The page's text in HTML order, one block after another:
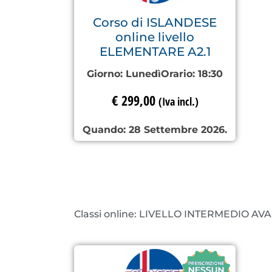
Corso di ISLANDESE
online livello
ELEMENTARE A2.1
Giorno: LunedìOrario: 18:30
€299,00 (Iva incl.)
Quando: 28 Settembre 2026.
Classi online: LIVELLO INTERMEDIO